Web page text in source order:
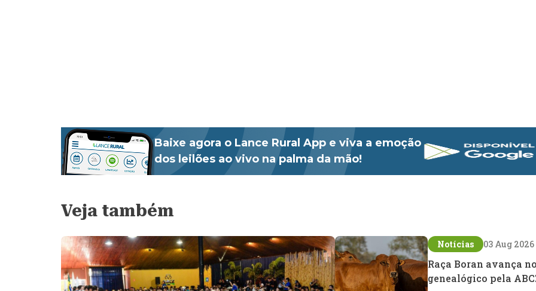
Baixe agora o Lance Rural App e viva a emoção
dos leilões ao vivo na palma da mão!
Veja também
Notícias 03 Aug 2026
Raça Boran avança
genealógico pela